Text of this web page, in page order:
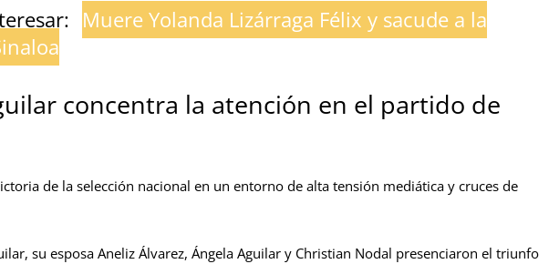
Muere Yolanda Lizárraga Félix y sacude a la
concentra la atención en el partido de
de la selección nacional en un entorno de alta tensión mediática y cruces de
su esposa Aneliz Álvarez, Ángela Aguilar y Christian Nodal presenciaron el triunfo